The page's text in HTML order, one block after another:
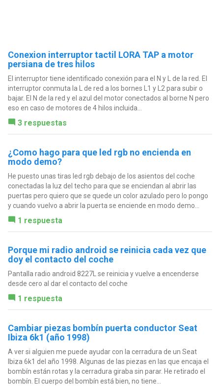
Conexion interruptor tactil LORA TAP a motor
persiana de tres hilos
El interruptor tiene identificado conexión para el N y L de la red. El
interruptor conmuta la L de red a los bornes L1 y L2 para subir o
bajar. El N de la red y el azul del motor conectados al borne N pero
eso en caso de motores de 4 hilos incluida...
3 respuestas
¿Como hago para que led rgb no encienda en
modo demo?
He puesto unas tiras led rgb debajo de los asientos del coche
conectadas la luz del techo para que se enciendan al abrir las
puertas pero quiero que se quede un color azulado pero lo pongo
y cuando vuelvo a abrir la puerta se enciende en modo demo...
1 respuesta
Porque mi radio android se reinicia cada vez que
doy el contacto del coche
Pantalla radio android 8227L se reinicia y vuelve a encenderse
desde cero al dar el contacto del coche
1 respuesta
Cambiar piezas bombín puerta conductor Seat
Ibiza 6k1 (año 1998)
A ver si alguien me puede ayudar con la cerradura de un Seat
Ibiza 6k1 del año 1998. Algunas de las piezas en las que encaja el
bombín están rotas y la cerradura giraba sin parar. He retirado el
bombín. El cuerpo del bombín está bien, no tiene...